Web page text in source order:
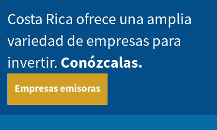
Costa Rica ofrece una amplia
variedad de empresas para
invertir. Conózcalas.
Empresas emisoras